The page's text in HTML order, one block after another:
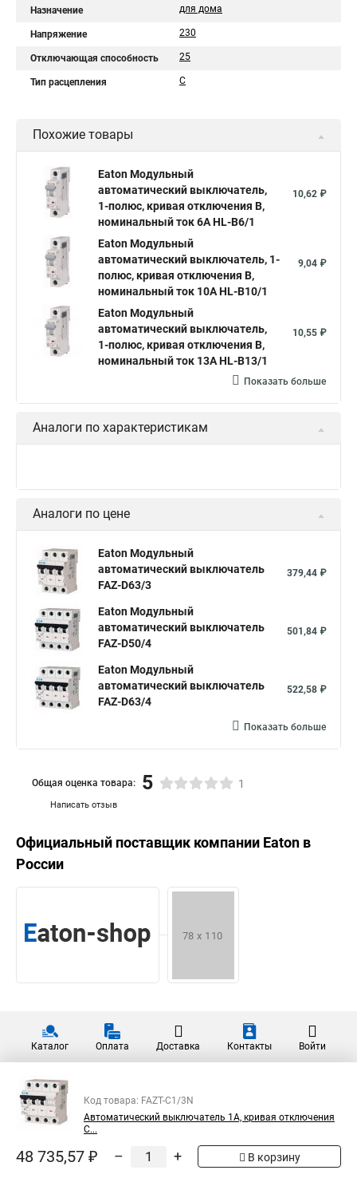
Назначение для дома
Напряжение 230
Отключающая способность 25
Тип расцепления C
Похожие товары
Eaton Модульный
автоматический выключатель,
1-полюс, кривая отключения B,
номинальный ток 6А HL-B6/1
10,62 ₽
Eaton Модульный
автоматический выключатель, 1-
полюс, кривая отключения B,
номинальный ток 10А HL-B10/1
9,04 ₽
Eaton Модульный
автоматический выключатель,
1-полюс, кривая отключения B,
номинальный ток 13А HL-B13/1
10,55 ₽
Показать больше
Аналоги по характеристикам
Аналоги по цене
Eaton Модульный
автоматический выключатель
FAZ-D63/3
379,44 ₽
Eaton Модульный
автоматический выключатель
FAZ-D50/4
501,84 ₽
Eaton Модульный
автоматический выключатель
FAZ-D63/4
522,58 ₽
Показать больше
Написать отзыв
Общая оценка товара: 5 1
Официальный поставщик компании Eaton в
России
Каталог Оплата Доставка Контакты Войти
Код товара: FAZT-C1/3N
Автоматический выключатель 1А, кривая отключения
С...
48 735,57 ₽ – + В корзину